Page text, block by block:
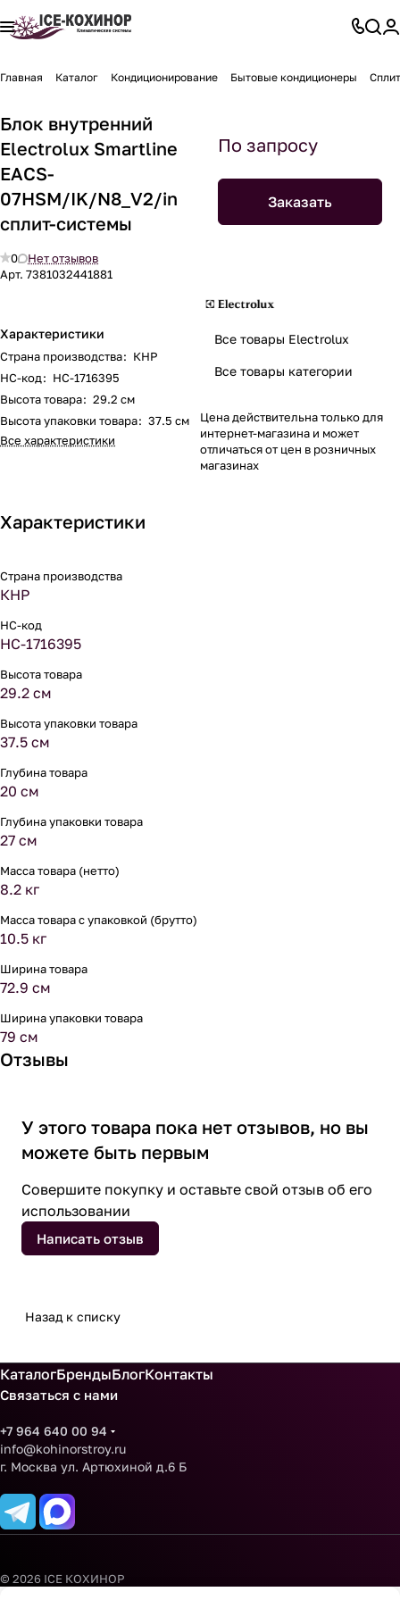
Главная Каталог Кондиционирование Бытовые кондиционеры
Блок внутренний
Electrolux Smartline
EACS-
07HSM/IK/N8_V2/in
сплит-системы
0
Нет отзывов
Арт. 7381032441881
Характеристики
Страна производства: КНР
НС-код: НС-1716395
Высота товара: 29.2 см
Высота упаковки товара: 37.5 см
Все характеристики
По запросу
Заказать
Все товары Electrolux
Все товары категории
Цена действительна только для
интернет-магазина и может
отличаться от цен в розничных
магазинах
Характеристики
Страна производства
КНР
НС-код
НС-1716395
Высота товара
29.2 см
Высота упаковки товара
37.5 см
Глубина товара
20 см
Глубина упаковки товара
27 см
Масса товара (нетто)
8.2 кг
Масса товара с упаковкой (брутто)
10.5 кг
Ширина товара
72.9 см
Ширина упаковки товара
79 см
Отзывы
У этого товара пока нет отзывов, но вы
можете быть первым
Совершите покупку и оставьте свой отзыв об его
использовании
Написать отзыв
Назад к списку
КаталогБрендыБлогКонтакты
Связаться с нами
+7 964 640 00 94
info@kohinorstroy.ru
г. Москва ул. Артюхиной д.6 Б
© 2026 ICE КОХИНОР